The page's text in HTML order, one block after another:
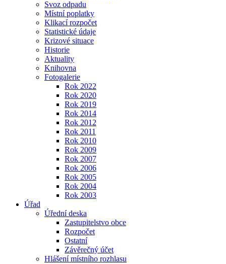
Svoz odpadu
Místní poplatky
Klikací rozpočet
Statistické údaje
Krizové situace
Historie
Aktuality
Knihovna
Fotogalerie
Rok 2022
Rok 2020
Rok 2019
Rok 2014
Rok 2012
Rok 2011
Rok 2010
Rok 2009
Rok 2007
Rok 2006
Rok 2005
Rok 2004
Rok 2003
Úřad
Úřední deska
Zastupitelstvo obce
Rozpočet
Ostatní
Závěrečný účet
Hlášení místního rozhlasu